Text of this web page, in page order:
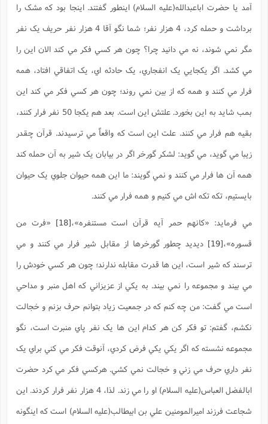
آمد يا حضرت اباعبدالله(علیه السلام) اينطور گفتند. اينجا بود که مشک را
برداشت و حمله کرد، 4 هزار نفر؛ شما نگو آقا 4 هزار نفر حريف يک نفر
مگر نمي شوند، نه مي دانيد چرا؟ چون هر کسي فکر مي کند الان اين را
مي کشد. اگر يکجايي يک انفجاري، يک حادثه اي، يک اتفاقي افتاد، همه
فرار مي کنند و همه که از بين نمي روند؛ چون هر کسي فکر مي کند اين
بمب شايد به اين بخورد. علتش اين است. بعد هم يکجا 50 نفر فرار کنند،
بقيه هم فرار مي کنند. علت اين است که واقعاً مي ترسيدند. قرآن چقدر
زيبا مي گويد، مي گويد: لشکر گورخر اگر در بيابان يک شير به آن حمله کند
همه آن ها فرار مي کنند و نمي گويند: ما اين همه حيوان جلوي يک حيوان
بايستيم، تکه تکه اش مي کنيم و همه فرار مي کنند.
مي فرمايد: «کانهم حمر آيه قرآن است مستنفره»،[18]
«فرت من
قسوره»،[19]
ديديد چطور گورخرها از مقابل شير فرار مي کنند و مي
ترسند که شير است، اين ها قدرت مقابله ندارند؛ چون هر کسي خودش را
مي بيند و مجموعه را نمي بيند. به يکي از عزيزاني که اهل منبر و مداحي
است مي گفت: من چه کنم که در جمعيت زياد بتوانم حرف بزنم و خجالت
نکشم، گفتم: تو فکر کن هر کدام اين ها يک نفر پاي منبرت است، نگو
مجموعه نشسته که اگر يکي يکي فرض کردي، آنوقت فکر مي کني براي يک
نفر داري حرف مي زني و خجالت نمي کشي. هرکسي فکر مي کرد حضرت
ابالفضل العباس(علیه السلام) او را مي زند. لذا، 4 هزار نفر فرار کردند. اين
شجاعت فرزند اميرالمومنين علي بن ابيطالب(عليه السلام) است که اينگونه